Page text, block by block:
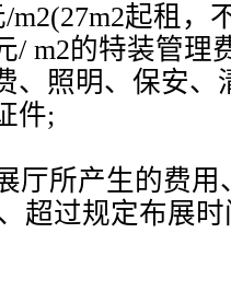
m2(27m2起租，
/ m2的特装管理
、照明、保安、
件;
厅所产生的费用
超过规定布展